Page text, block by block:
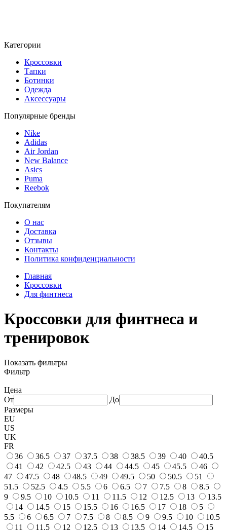
Категории
Кроссовки
Тапки
Ботинки
Одежда
Аксессуары
Популярные бренды
Nike
Adidas
Air Jordan
New Balance
Asics
Puma
Reebok
Покупателям
О нас
Доставка
Отзывы
Контакты
Политика конфиденциальности
Главная
Кроссовки
Для финтнеса
Кроссовки для финтнеса и
тренировок
Показать фильтры
Фильтр
Цена
От
До
Размеры
EU
US
UK
FR
36
36.5 37 37.5 38 38.5 39 40
40.5
41
42 42.5 43 44 44.5 45 45.5
46
47
47.5 48 48.5 49 49.5 50 50.5
51
51.5
52.5 4.5 5.5 6 6.5 7 7.5 8
8.5
9
9.5 10 10.5 11 11.5 12 12.5 13
13.5
14
14.5 15 15.5 16 16.5 17 18
5
5.5
6 6.5 7 7.5 8 8.5 9 9.5 10
10.5
11
11.5 12 12.5 13 13.5 14 14.5
15